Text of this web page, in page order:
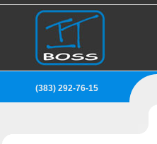
(383) 292-76-15